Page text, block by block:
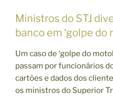
Ministros do STJ
banco em ‘golpe do
Um caso de ‘golpe do
passam por funcionários
cartões e dados dos
os ministros do Superior